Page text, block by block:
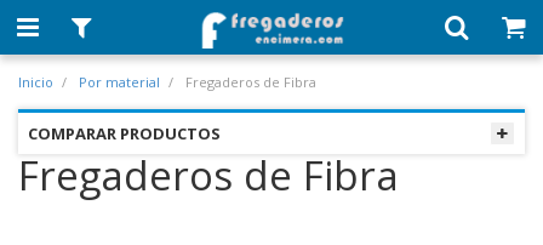
Inicio Por material Fregaderos de Fibra
COMPARAR PRODUCTOS
Fregaderos de Fibra